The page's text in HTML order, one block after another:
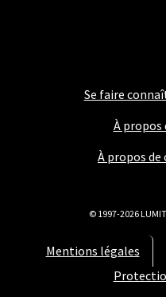
Se faire
À propos
À propos de
Mentions légales
© 1997-2026